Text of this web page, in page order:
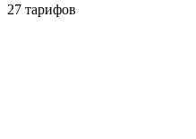
27 тарифов